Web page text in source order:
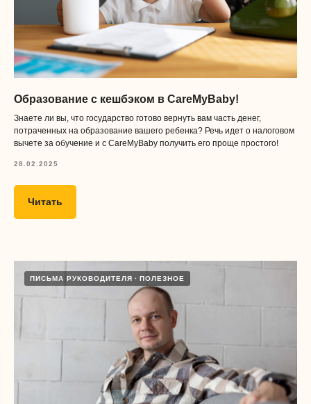
Образование с кешбэком в CareMyBaby!
Знаете ли вы, что государство готово вернуть вам часть денег,
потраченных на образование вашего ребенка? Речь идет о налоговом
вычете за обучение и с CareMyBaby получить его проще простого!
28.02.2025
Читать
ПИСЬМА РУКОВОДИТЕЛЯ ПОЛЕЗНОЕ